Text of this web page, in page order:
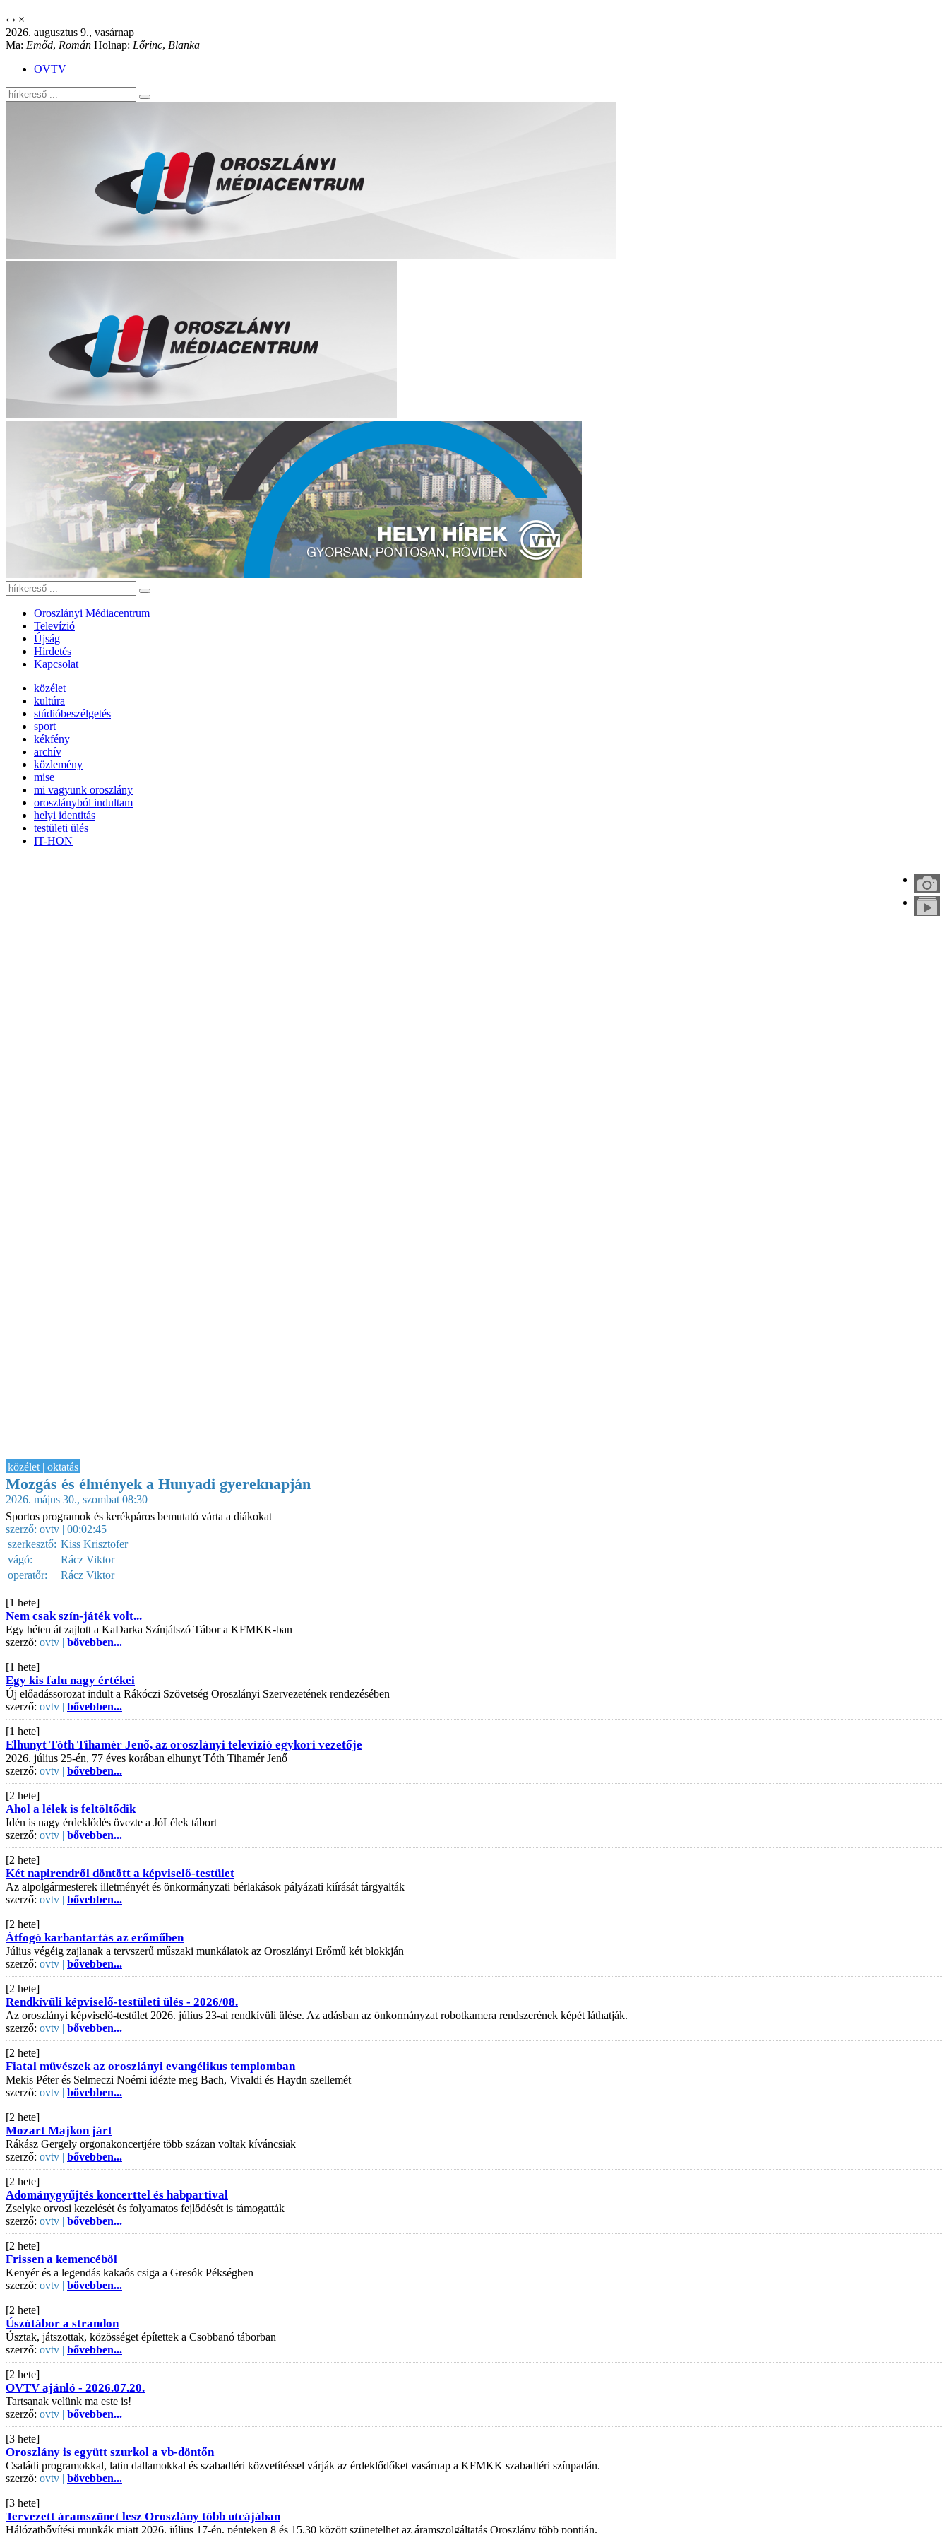
‹ › ×
2026. augusztus 9., vasárnap
Ma: Emőd, Román Holnap: Lőrinc, Blanka
OVTV
Oroszlányi Médiacentrum
Televízió
Újság
Hirdetés
Kapcsolat
közélet
kultúra
stúdióbeszélgetés
sport
kékfény
archív
közlemény
mise
mi vagyunk oroszlány
oroszlányból indultam
helyi identitás
testületi ülés
IT-HON
közélet | oktatás
Mozgás és élmények a Hunyadi gyereknapján
2026. május 30., szombat 08:30
Sportos programok és kerékpáros bemutató várta a diákokat
szerző: ovtv | 00:02:45
szerkesztő: Kiss Krisztofer
vágó:
Rácz Viktor
operatőr:
Rácz Viktor
[1 hete]
Nem csak szín-játék volt...
Egy héten át zajlott a KaDarka Színjátszó Tábor a KFMKK-ban
szerző: ovtv | bővebben...
[1 hete]
Egy kis falu nagy értékei
Új előadássorozat indult a Rákóczi Szövetség Oroszlányi Szervezetének rendezésében
szerző: ovtv | bővebben...
[1 hete]
Elhunyt Tóth Tihamér Jenő, az oroszlányi televízió egykori vezetője
2026. július 25-én, 77 éves korában elhunyt Tóth Tihamér Jenő
szerző: ovtv | bővebben...
[2 hete]
Ahol a lélek is feltöltődik
Idén is nagy érdeklődés övezte a JóLélek tábort
szerző: ovtv | bővebben...
[2 hete]
Két napirendről döntött a képviselő-testület
Az alpolgármesterek illetményét és önkormányzati bérlakások pályázati kiírását tárgyalták
szerző: ovtv | bővebben...
[2 hete]
Átfogó karbantartás az erőműben
Július végéig zajlanak a tervszerű műszaki munkálatok az Oroszlányi Erőmű két blokkján
szerző: ovtv | bővebben...
[2 hete]
Rendkívüli képviselő-testületi ülés - 2026/08.
Az oroszlányi képviselő-testület 2026. július 23-ai rendkívüli ülése. Az adásban az önkormányzat robotkamera rendszerének képét láthatják.
szerző: ovtv | bővebben...
[2 hete]
Fiatal művészek az oroszlányi evangélikus templomban
Mekis Péter és Selmeczi Noémi idézte meg Bach, Vivaldi és Haydn szellemét
szerző: ovtv | bővebben...
[2 hete]
Mozart Majkon járt
Rákász Gergely orgonakoncertjére több százan voltak kíváncsiak
szerző: ovtv | bővebben...
[2 hete]
Adománygyűjtés koncerttel és habpartival
Zselyke orvosi kezelését és folyamatos fejlődését is támogatták
szerző: ovtv | bővebben...
[2 hete]
Frissen a kemencéből
Kenyér és a legendás kakaós csiga a Gresók Pékségben
szerző: ovtv | bővebben...
[2 hete]
Úszótábor a strandon
Úsztak, játszottak, közösséget építettek a Csobbanó táborban
szerző: ovtv | bővebben...
[2 hete]
OVTV ajánló - 2026.07.20.
Tartsanak velünk ma este is!
szerző: ovtv | bővebben...
[3 hete]
Oroszlány is együtt szurkol a vb-döntőn
Családi programokkal, latin dallamokkal és szabadtéri közvetítéssel várják az érdeklődőket vasárnap a KFMKK szabadtéri színpadán.
szerző: ovtv | bővebben...
[3 hete]
Tervezett áramszünet lesz Oroszlány több utcájában
Hálózatbővítési munkák miatt 2026. július 17-én, pénteken 8 és 15.30 között szünetelhet az áramszolgáltatás Oroszlány több pontján.